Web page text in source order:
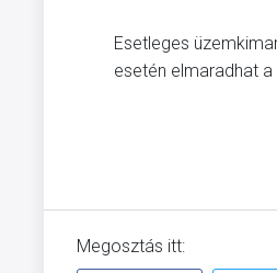
Esetleges
esetén elmaradhat
Megosztás itt: